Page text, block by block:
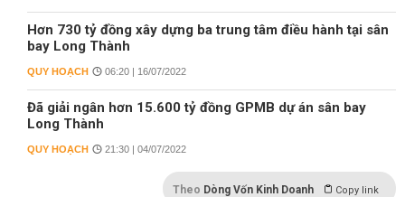
Hơn 730 tỷ đồng xây dựng ba trung tâm điều hành tại sân
bay Long Thành
QUY HOẠCH 06:20 | 16/07/2022
Đã giải ngân hơn 15.600 tỷ đồng GPMB dự án sân bay
Long Thành
QUY HOẠCH 21:30 | 04/07/2022
Theo Dòng Vốn Kinh Doanh Copy link